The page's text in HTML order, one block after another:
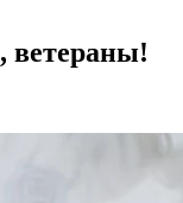
ветераны!